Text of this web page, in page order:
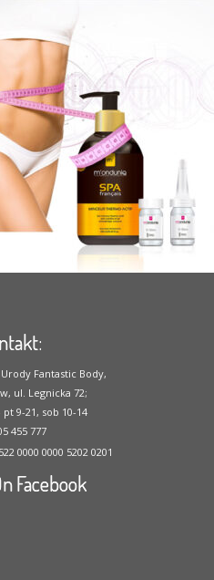
Fantastic Body,
ul. Legnicka 72;
9-21, sob 10-14
455 777
0000 0000 5202 0201
Facebook